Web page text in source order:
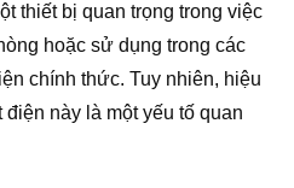
thiết bị quan trọng trong việc
hoặc sử dụng trong các
chính thức. Tuy nhiên, hiệu
này là một yếu tố quan